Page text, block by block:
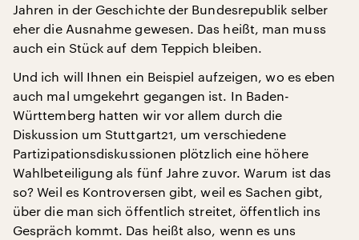
Jahren in der Geschichte der Bundesrepublik selber
eher die Ausnahme gewesen. Das heißt, man muss
auch ein Stück auf dem Teppich bleiben.
Und ich will Ihnen ein Beispiel aufzeigen, wo es eben
auch mal umgekehrt gegangen ist. In Baden-
Württemberg hatten wir vor allem durch die
Diskussion um Stuttgart21, um verschiedene
Partizipationsdiskussionen plötzlich eine höhere
Wahlbeteiligung als fünf Jahre zuvor. Warum ist das
so? Weil es Kontroversen gibt, weil es Sachen gibt,
über die man sich öffentlich streitet, öffentlich ins
Gespräch kommt. Das heißt also, wenn es uns